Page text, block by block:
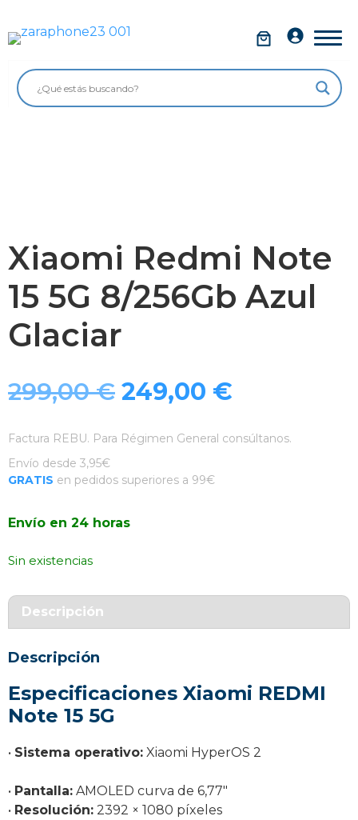
contenido
Xiaomi Redmi Note
15 5G 8/256Gb Azul
Glaciar
299,00€ El
precio
299,00 €.
249,00 €
precio
Factura REBU. Para Régimen General consúltanos.
Envío desde 3,95€
GRATIS en pedidos superiores a 99€
Envío en 24 horas
Sin existencias
Descripción
Descripción
Especificaciones Xiaomi REDMI
Note 15 5G
• Sistema operativo: Xiaomi HyperOS 2
• Pantalla: AMOLED curva de 6,77″
• Resolución: 2392 × 1080 píxeles
Móviles
Impolutos
Accesorios
Garantía Zaraphone